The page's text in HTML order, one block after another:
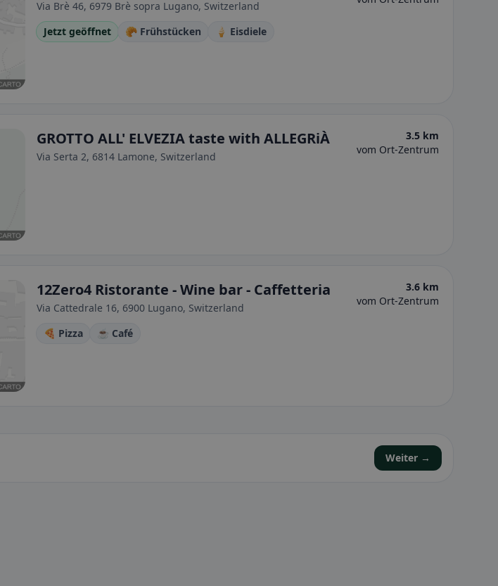
Via Brè 46, 6979 Brè sopra Lugano, Switzerland
Jetzt geöffnet 🥐 Frühstücken 🍦 Eisdiele
GROTTO ALL' ELVEZIA taste with ALLEGRiÀ
Via Serta 2, 6814 Lamone, Switzerland
3.5 km
vom Ort-Zentrum
12Zero4 Ristorante - Wine bar - Caffetteria
Via Cattedrale 16, 6900 Lugano, Switzerland
3.6 km
vom Ort-Zentrum
🍕 Pizza ☕ Café
Weiter →